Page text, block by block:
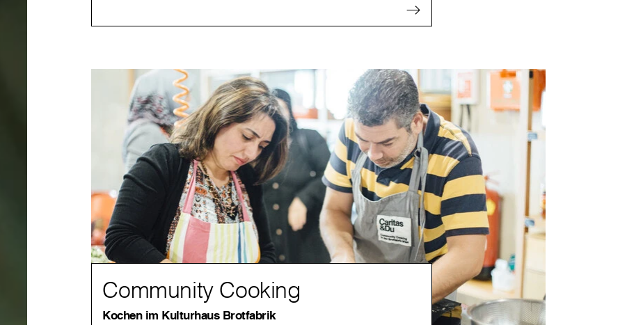
Community Cooking
Kochen im Kulturhaus Brotfabrik